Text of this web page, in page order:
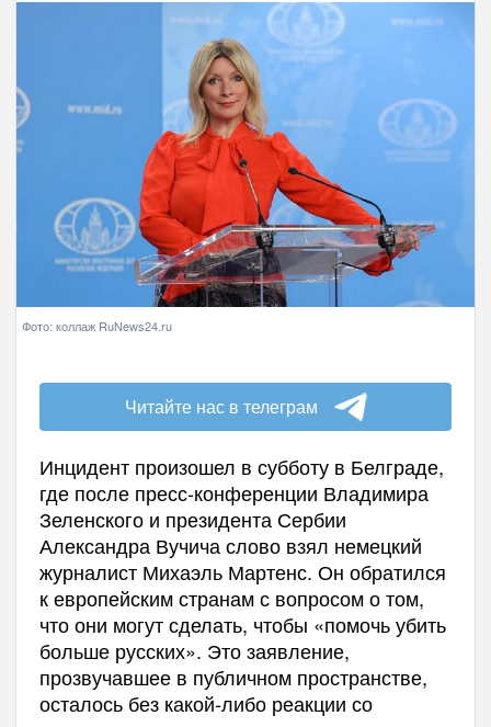
Фото: коллаж RuNews24.ru
Читайте нас в телеграм
Инцидент произошел в субботу в Белграде,
где после пресс-конференции Владимира
Зеленского и президента Сербии
Александра Вучича слово взял немецкий
журналист Михаэль Мартенс. Он обратился
к европейским странам с вопросом о том,
что они могут сделать, чтобы «помочь убить
больше русских». Это заявление,
прозвучавшее в публичном пространстве,
осталось без какой-либо реакции со